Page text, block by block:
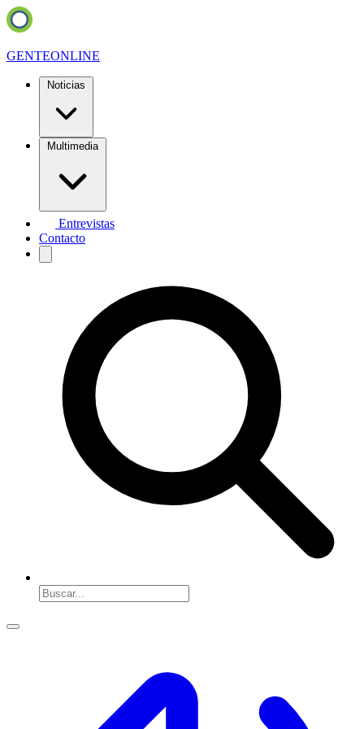
GENTEONLINE
Noticias
Multimedia
Entrevistas
Contacto